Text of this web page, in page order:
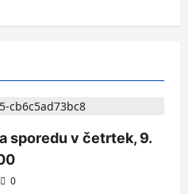
sporedu v četrtek, 9.
0